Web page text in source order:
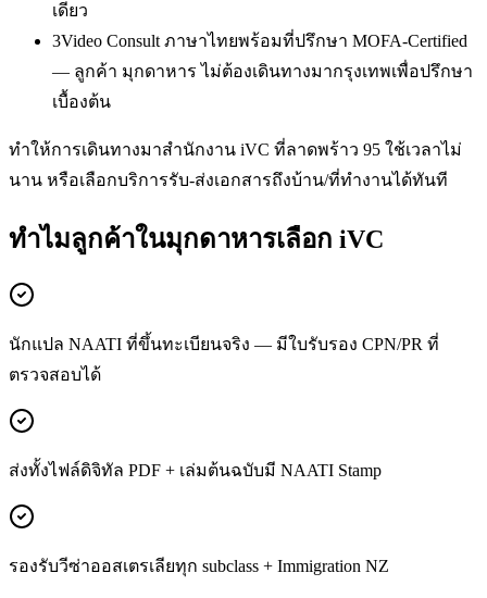
เดียว
3Video Consult ภาษาไทยพร้อมที่ปรึกษา MOFA-Certified
— ลูกค้า มุกดาหาร ไม่ต้องเดินทางมากรุงเทพเพื่อปรึกษา
เบื้องต้น
ทำให้การเดินทางมาสำนักงาน iVC ที่ลาดพร้าว 95 ใช้เวลาไม่
นาน หรือเลือกบริการรับ-ส่งเอกสารถึงบ้าน/ที่ทำงานได้ทันที
ทำไมลูกค้าในมุกดาหารเลือก iVC
นักแปล NAATI ที่ขึ้นทะเบียนจริง — มีใบรับรอง CPN/PR ที่
ตรวจสอบได้
ส่งทั้งไฟล์ดิจิทัล PDF + เล่มต้นฉบับมี NAATI Stamp
รองรับวีซ่าออสเตรเลียทุก subclass + Immigration NZ